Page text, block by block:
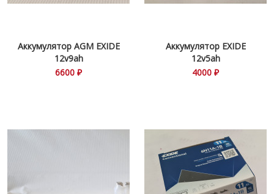
Аккумулятор AGM EXIDE
12v9ah
6600 ₽
Аккумулятор EXIDE
12v5ah
4000 ₽